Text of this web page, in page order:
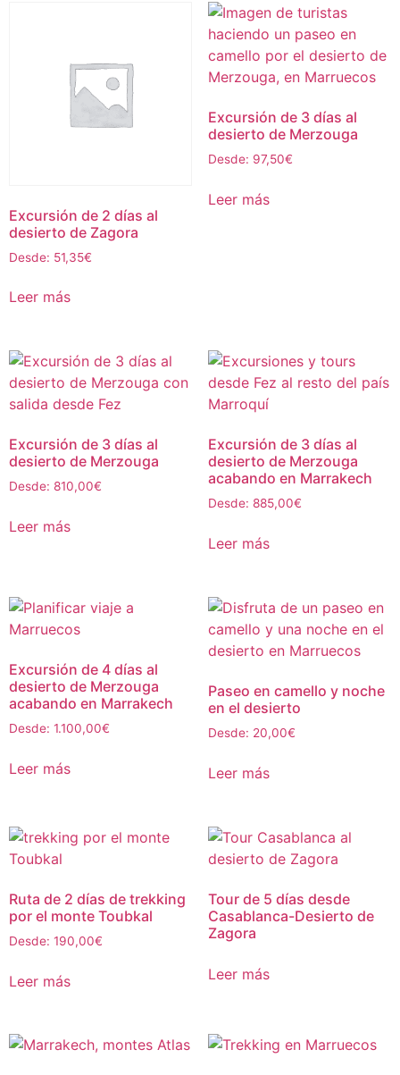
Excursión de 2 días al
desierto de Zagora
Desde: 51,35€
Leer más
Excursión de 3 días al
desierto de Merzouga
Desde: 97,50€
Leer más
Excursión de 3 días al
desierto de Merzouga
Desde: 810,00€
Leer más
Excursión de 3 días al
desierto de Merzouga
acabando en Marrakech
Desde: 885,00€
Leer más
Excursión de 4 días al
desierto de Merzouga
acabando en Marrakech
Desde: 1.100,00€
Leer más
Paseo en camello y noche
en el desierto
Desde: 20,00€
Leer más
Ruta de 2 días de trekking
por el monte Toubkal
Desde: 190,00€
Leer más
Tour de 5 días desde
Casablanca-Desierto de
Zagora
Leer más